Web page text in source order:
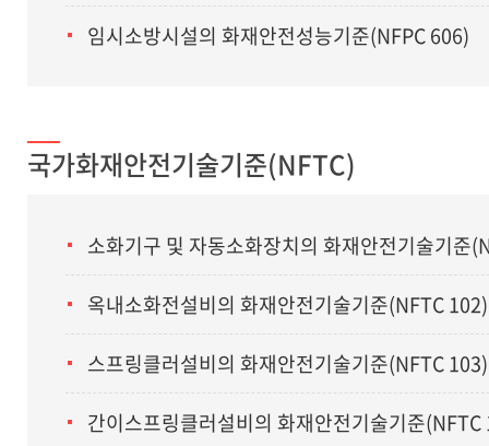
임시소방시설의 화재안전성능기준(NFPC 606)
국가화재안전기술기준(NFTC)
소화기구 및 자동소화장치의 화재안전기술기준
옥내소화전설비의 화재안전기술기준(NFTC 102)
스프링클러설비의 화재안전기술기준(NFTC 103)
간이스프링클러설비의 화재안전기술기준(NFTC